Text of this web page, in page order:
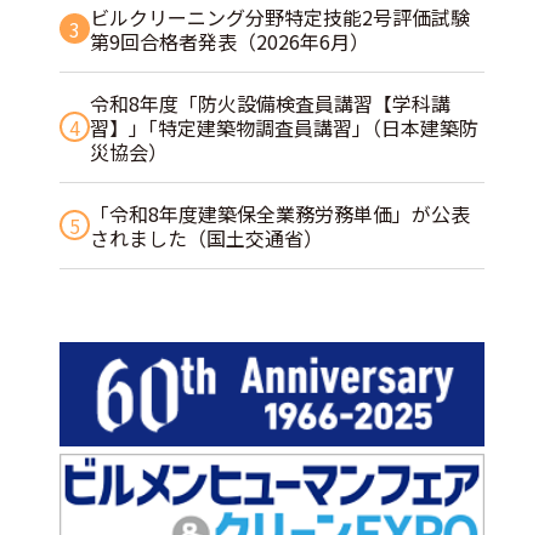
3 ビルクリーニング分野特定技能2号評価試験
第9回合格者発表（2026年6月）
4
令和8年度「防火設備検査員講習【学科講
習】」｢特定建築物調査員講習｣（日本建築防
災協会）
5
「令和8年度建築保全業務労務単価」が公表
されました（国土交通省）